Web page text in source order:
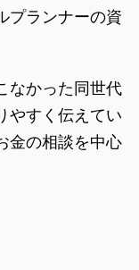
プランナーの資
なかった同世代
やすく伝えてい
金の相談を中心